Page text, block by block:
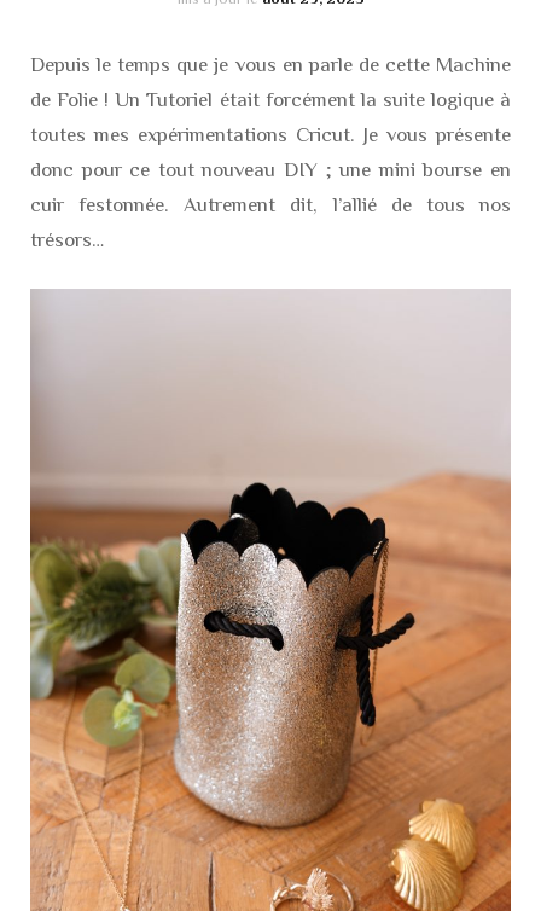
Depuis le temps que je vous en parle de cette Machine
de Folie ! Un Tutoriel était forcément la suite logique à
toutes mes expérimentations Cricut. Je vous présente
donc pour ce tout nouveau DIY ; une mini bourse en
cuir festonnée. Autrement dit, l’allié de tous nos
trésors…